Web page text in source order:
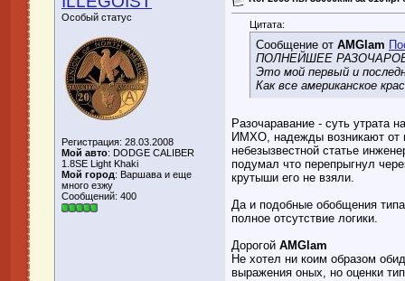
Особый статус
Регистрация: 28.03.2008
Мой авто: DODGE CALIBER
1.8SE Light Khaki
Мой город: Варшава и еще
много езжу
Сообщений: 400
Цитата:
Сообщение от AMGlam
ПОЛНЕЙШЕЕ
Это мой первый и
Как все американское
Разочаравание - суть утрата
ИМХО, надежды возникают от
небезызвестной статье
подумал что перепрыгнул
крутыши его не взяли.
Да и подобные обобщения
полное отсутствие логики.
Дорогой AMGlam
Не хотел ни коим образом
выражения оных, но оценки